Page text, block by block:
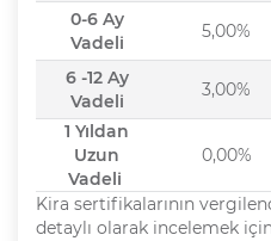
0-6 Ay
Vadeli
5,00%
6 -12 Ay
Vadeli
3,00%
1 Yıldan
Uzun
Vadeli
0,00%
Kira sertifikalarının
detaylı olarak incelemek